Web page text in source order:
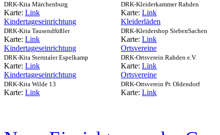
DRK-Kita Märchenburg
Karte: Link
DRK-Kleiderkammer Rahden
Karte: Link
Kindertageseinrichtung
DRK-Kita Tausendfüßler
Karte: Link
Kleiderläden
DRK-Kleidershop SiebenSachen
Karte: Link
Kindertageseinrichtung
DRK-Kita Sterntaler Espelkamp
Karte: Link
Ortsvereine
DRK-Ortsverein Rahden e.V.
Karte: Link
Kindertageseinrichtung
DRK-Kita Wilde 13
Karte: Link
Ortsvereine
DRK-Ortsverein Pr. Oldendorf
Karte: Link